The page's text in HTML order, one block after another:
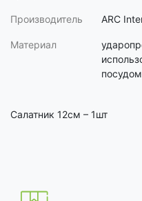
Производитель ARC
Материал
Салатник 12см – 1шт